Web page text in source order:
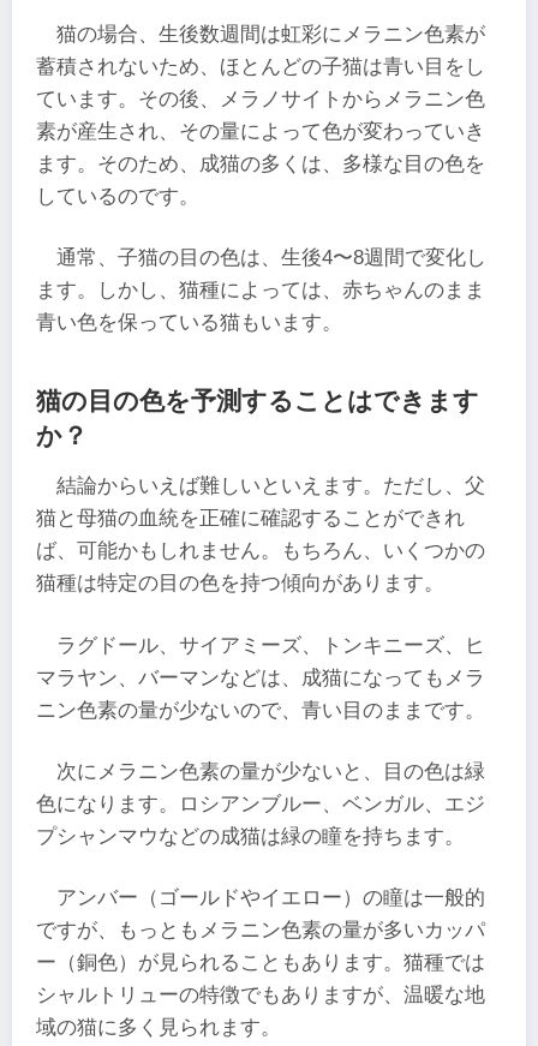
猫の場合、生後数週間は虹彩にメラニン色素が
蓄積されないため、ほとんどの子猫は青い目をし
ています。その後、メラノサイトからメラニン色
素が産生され、その量によって色が変わっていき
ます。そのため、成猫の多くは、多様な目の色を
しているのです。
通常、子猫の目の色は、生後4〜8週間で変化し
ます。しかし、猫種によっては、赤ちゃんのまま
青い色を保っている猫もいます。
猫の目の色を予測することはできます
か？
結論からいえば難しいといえます。ただし、父
猫と母猫の血統を正確に確認することができれ
ば、可能かもしれません。もちろん、いくつかの
猫種は特定の目の色を持つ傾向があります。
ラグドール、サイアミーズ、トンキニーズ、ヒ
マラヤン、バーマンなどは、成猫になってもメラ
ニン色素の量が少ないので、青い目のままです。
次にメラニン色素の量が少ないと、目の色は緑
色になります。ロシアンブルー、ベンガル、エジ
プシャンマウなどの成猫は緑の瞳を持ちます。
アンバー（ゴールドやイエロー）の瞳は一般的
ですが、もっともメラニン色素の量が多いカッパ
ー（銅色）が見られることもあります。猫種では
シャルトリューの特徴でもありますが、温暖な地
域の猫に多く見られます。